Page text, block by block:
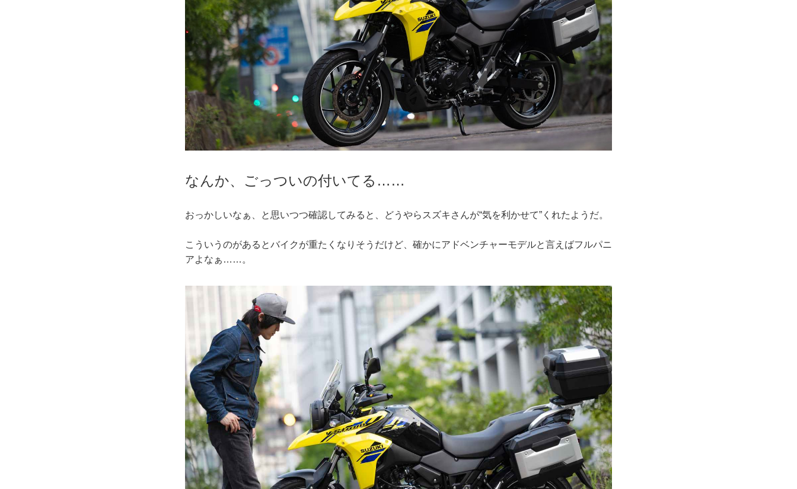
なんか、ごっついの付いてる……
おっかしいなぁ、と思いつつ確認してみると、どうやらスズキさんが“気を利かせて”くれたようだ。
こういうのがあるとバイクが重たくなりそうだけど、確かにアドベンチャーモデルと言えばフルパニ
アよなぁ……。